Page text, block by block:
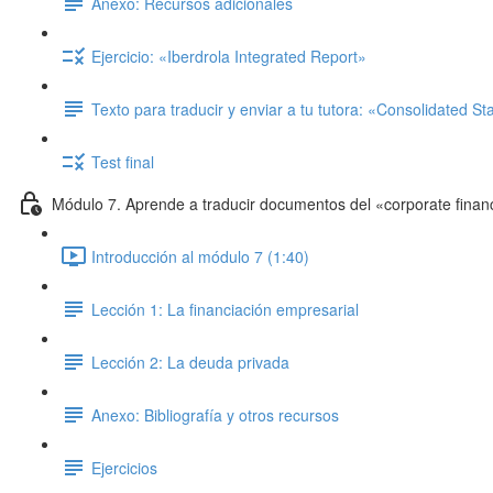
Ejercicio: «Iberdrola Integrated Report»
Texto para traducir y enviar a tu tutora: «Consolidated
Test final
Módulo 7. Aprende a traducir documentos del «corporate
Introducción al módulo 7 (1:40)
Lección 1: La financiación empresarial
Lección 2: La deuda privada
Anexo: Bibliografía y otros recursos
Ejercicios